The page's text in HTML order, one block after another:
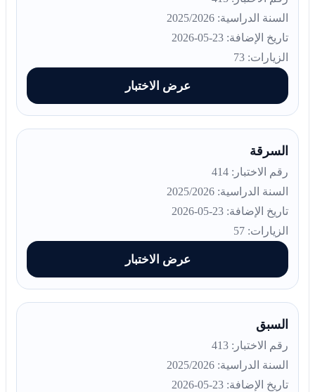
السنة الدراسية: 2025/2026
تاريخ الإضافة: 23-05-2026
الزيارات: 73
عرض الاختبار
السرقة
رقم الاختبار: 414
السنة الدراسية: 2025/2026
تاريخ الإضافة: 23-05-2026
الزيارات: 57
عرض الاختبار
السبق
رقم الاختبار: 413
السنة الدراسية: 2025/2026
تاريخ الإضافة: 23-05-2026